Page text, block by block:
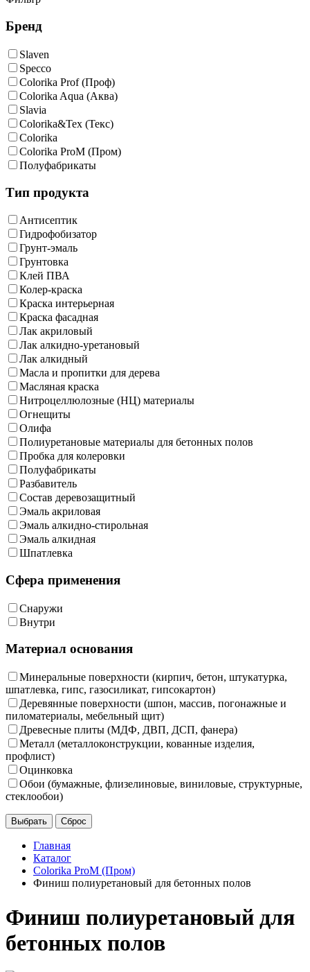
Бренд
Slaven
Specco
Colorika Prof (Проф)
Colorika Aqua (Аква)
Slavia
Colorika&Tex (Текс)
Colorika
Colorika ProM (Пром)
Полуфабрикаты
Тип продукта
Антисептик
Гидрофобизатор
Грунт-эмаль
Грунтовка
Клей ПВА
Колер-краска
Краска интерьерная
Краска фасадная
Лак акриловый
Лак алкидно-уретановый
Лак алкидный
Масла и пропитки для дерева
Масляная краска
Нитроцеллюлозные (НЦ) материалы
Огнещиты
Олифа
Полиуретановые материалы для бетонных полов
Пробка для колеровки
Полуфабрикаты
Разбавитель
Состав деревозащитный
Эмаль акриловая
Эмаль алкидно-стирольная
Эмаль алкидная
Шпатлевка
Сфера применения
Снаружи
Внутри
Материал основания
Минеральные поверхности (кирпич, бетон, штукатурка,
шпатлевка, гипс, газосиликат, гипсокартон)
Деревянные поверхности (шпон, массив, погонажные и
пиломатериалы, мебельный щит)
Древесные плиты (МДФ, ДВП, ДСП, фанера)
Металл (металлоконструкции, кованные изделия,
профлист)
Оцинковка
Обои (бумажные, флизелиновые, виниловые, структурные,
стеклообои)
Главная
Каталог
Colorika ProM (Пром)
Финиш полиуретановый для бетонных полов
Финиш полиуретановый для
бетонных полов